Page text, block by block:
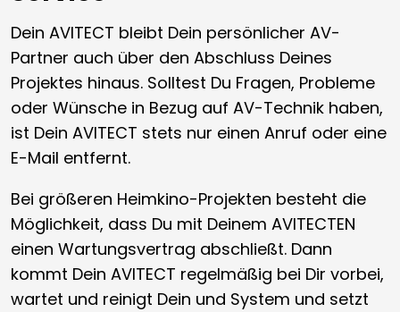
Dein AVITECT bleibt Dein persönlicher AV-
Partner auch über den Abschluss Deines
Projektes hinaus. Solltest Du Fragen, Probleme
oder Wünsche in Bezug auf AV-Technik haben,
ist Dein AVITECT stets nur einen Anruf oder eine
E-Mail entfernt.
Bei größeren Heimkino-Projekten besteht die
Möglichkeit, dass Du mit Deinem AVITECTEN
einen Wartungsvertrag abschließt. Dann
kommt Dein AVITECT regelmäßig bei Dir vorbei,
wartet und reinigt Dein und System und setzt